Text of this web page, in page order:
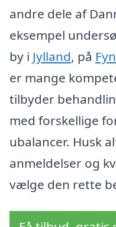
andre dele af
eksempel
by i Jylland, på Fyn
er mange
tilbyder
med forskellige
ubalancer. Husk
anmeldelser og
vælge den rette